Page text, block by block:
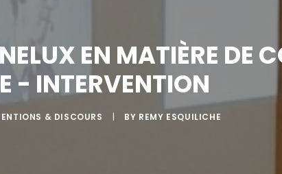
EN MATIÈRE DE
- INTERVENTION
& DISCOURS | BY REMY ESQUILICHE